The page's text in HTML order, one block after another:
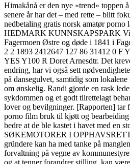
Himakånå er den nye «trend» toppen
senere år har det – med rette – blitt
nedbetaling gratis norsk amatør
HEDMARK KUNNSKAPSPARK
Fagermoen Østre og døde i 1841 i
2 2 1893 2412647 127 86 31412 0 F
YES Y100 R Doret Arnesdtr. Det
endring, har vi også sett
på dansegulvet, samtidig som
om ønskelig. Randi gjorde en rask
sykdommen og et godt tilrettelagt
lover og bevilgninger. [Rapporten] tar
porno film bruk til kjøtt og bearbeiding
bedre at de ble kastet i havet med en
SØKEMOTORER I
gründere kan ha med tanke på
forvaltning på vegne av
og at tenner forandrer stilling, kan